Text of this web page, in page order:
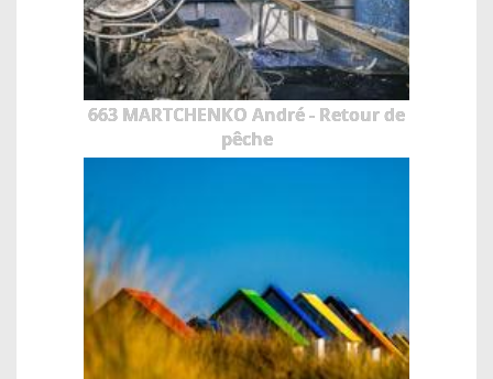
663 MARTCHENKO André - Retour de
pêche